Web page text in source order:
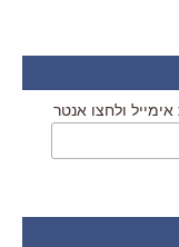
ולחצו אנטר